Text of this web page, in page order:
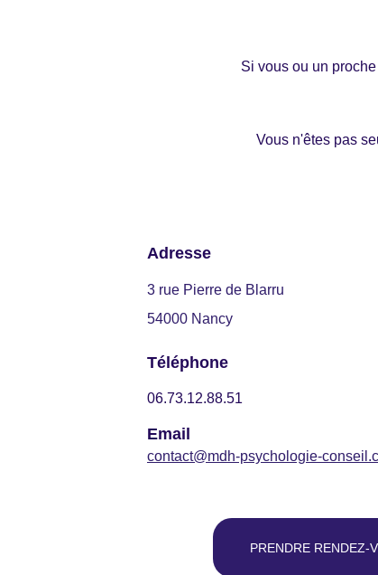
Si vous ou un
Vous n'êtes pas
contact@mdh-psychologie-
Adresse
3 rue Pierre de Blarru
54000 Nancy
Téléphone
06.73.12.88.51
PRENDRE RENDEZ-
Email